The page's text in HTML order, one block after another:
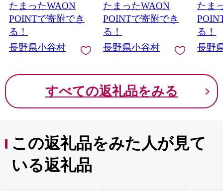
たまったWAON
POINTで寄附でき
る！
長野県小谷村
たまったWAON
POINTで寄附でき
る！
長野県小谷村
たま
る！
長野
すべての返礼品をみる
この返礼品をみた人が見て
いる返礼品